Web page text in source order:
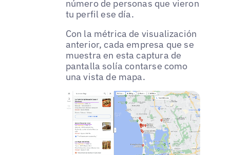
número de personas que vieron
tu perfil ese día.
Con la métrica de visualización
anterior, cada empresa que se
muestra en esta captura de
pantalla solía contarse como
una vista de mapa.